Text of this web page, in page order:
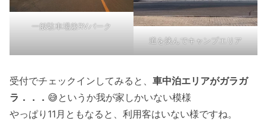
一般駐車場兼RVパーク
道を挟んでキャンプエリア
受付でチェックインしてみると、 車中泊エリアがガラガ
ラ．．． 😅というか我が家しかいない模様
やっぱり11月ともなると、利用客はいない様ですね。